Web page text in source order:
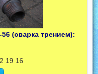
(сварка трением):
19 16